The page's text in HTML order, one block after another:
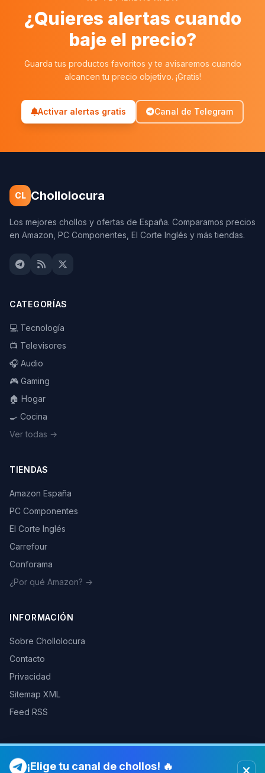
¿Quieres alertas cuando
baje el precio?
Guarda tus productos favoritos y te avisaremos cuando
alcancen tu precio objetivo. ¡Gratis!
Activar alertas gratis Canal de Telegram
CL Chollolocura
Los mejores chollos y ofertas de España. Comparamos precios
en Amazon, PC Componentes, El Corte Inglés y más tiendas.
CATEGORÍAS
💻 Tecnología
📺 Televisores
🎧 Audio
🎮 Gaming
🏠 Hogar
🍳 Cocina
Ver todas →
TIENDAS
Amazon España
PC Componentes
El Corte Inglés
Carrefour
Conforama
¿Por qué Amazon? →
INFORMACIÓN
Sobre Chollolocura
Contacto
Privacidad
Sitemap XML
Feed RSS
© 2026 Chollolocura. Todos los derechos reservados.
¡Elige tu canal de chollos! 🔥